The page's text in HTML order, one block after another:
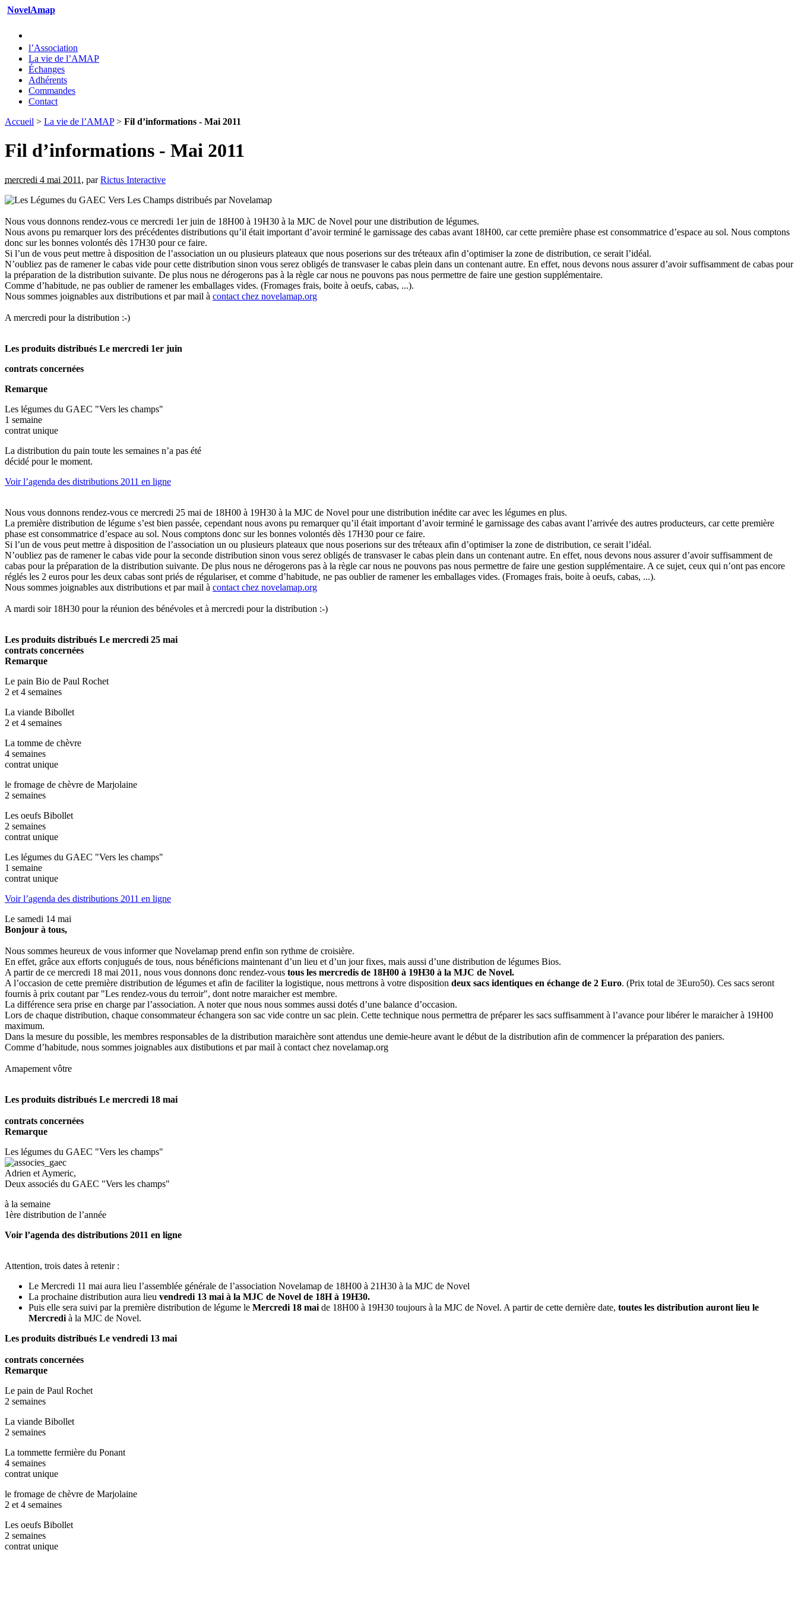
NovelAmap
l’Association
La vie de l’AMAP
Échanges
Adhérents
Commandes
Contact
Accueil > La vie de l’AMAP> Fil d’informations - Mai 2011
Fil d’informations - Mai 2011
mercredi 4 mai 2011 , parRictus Interactive
Nous vous donnons rendez-vous ce mercredi 1er juin de 18H00 à 19H30 à la MJC de Novel pour une distribution de légumes.
Nous avons pu remarquer lors des précédentes distributions qu’il était important d’avoir terminé le garnissage des cabas avant 18H00, car cette première phase est consommatrice d’espace au sol. Nous comptons
donc sur les bonnes volontés dès 17H30 pour ce faire.
Si l’un de vous peut mettre à disposition de l’association un ou plusieurs plateaux que nous poserions sur des tréteaux afin d’optimiser la zone de distribution, ce serait l’idéal.
N’oubliez pas de ramener le cabas vide pour cette distribution sinon vous serez obligés de transvaser le cabas plein dans un contenant autre. En effet, nous devons nous assurer d’avoir suffisamment de cabas pour
la préparation de la distribution suivante. De plus nous ne dérogerons pas à la règle car nous ne pouvons pas nous permettre de faire une gestion supplémentaire.
Comme d’habitude, ne pas oublier de ramener les emballages vides. (Fromages frais, boite à oeufs, cabas, ...).
Nous sommes joignables aux distributions et par mail à contact chez novelamap.org
A mercredi pour la distribution :-)
Les produits distribués Le mercredi 1er juin
contrats concernées
Remarque
Les légumes du GAEC "Vers les champs"
1 semaine
contrat unique
La distribution du pain toute les semaines n’a pas été
décidé pour le moment.
Voir l’agenda des distributions 2011 en ligne
Nous vous donnons rendez-vous ce mercredi 25 mai de 18H00 à 19H30 à la MJC de Novel pour une distribution inédite car avec les légumes en plus.
La première distribution de légume s’est bien passée, cependant nous avons pu remarquer qu’il était important d’avoir terminé le garnissage des cabas avant l’arrivée des autres producteurs, car cette première
phase est consommatrice d’espace au sol. Nous comptons donc sur les bonnes volontés dès 17H30 pour ce faire.
Si l’un de vous peut mettre à disposition de l’association un ou plusieurs plateaux que nous poserions sur des tréteaux afin d’optimiser la zone de distribution, ce serait l’idéal.
N’oubliez pas de ramener le cabas vide pour la seconde distribution sinon vous serez obligés de transvaser le cabas plein dans un contenant autre. En effet, nous devons nous assurer d’avoir suffisamment de
cabas pour la préparation de la distribution suivante. De plus nous ne dérogerons pas à la règle car nous ne pouvons pas nous permettre de faire une gestion supplémentaire. A ce sujet, ceux qui n’ont pas encore
réglés les 2 euros pour les deux cabas sont priés de régulariser, et comme d’habitude, ne pas oublier de ramener les emballages vides. (Fromages frais, boite à oeufs, cabas, ...).
Nous sommes joignables aux distributions et par mail à contact chez novelamap.org
A mardi soir 18H30 pour la réunion des bénévoles et à mercredi pour la distribution :-)
Les produits distribués Le mercredi 25 mai
contrats concernées
Remarque
Le pain Bio de Paul Rochet
2 et 4 semaines
La viande Bibollet
2 et 4 semaines
La tomme de chèvre
4 semaines
contrat unique
le fromage de chèvre de Marjolaine
2 semaines
Les oeufs Bibollet
2 semaines
contrat unique
Les légumes du GAEC "Vers les champs"
1 semaine
contrat unique
Voir l’agenda des distributions 2011 en ligne
Le samedi 14 mai
Bonjour à tous,
Nous sommes heureux de vous informer que Novelamap prend enfin son rythme de croisière.
En effet, grâce aux efforts conjugués de tous, nous bénéficions maintenant d’un lieu et d’un jour fixes, mais aussi d’une distribution de légumes Bios.
A partir de ce mercredi 18 mai 2011, nous vous donnons donc rendez-vous tous les mercredis de 18H00 à 19H30 à la MJC de Novel.
A l’occasion de cette première distribution de légumes et afin de faciliter la logistique, nous mettrons à votre disposition deux sacs identiques en échange de 2 Euro. (Prix total de 3Euro50). Ces sacs seront
fournis à prix coutant par "Les rendez-vous du terroir", dont notre maraicher est membre.
La différence sera prise en charge par l’association. A noter que nous nous sommes aussi dotés d’une balance d’occasion.
Lors de chaque distribution, chaque consommateur échangera son sac vide contre un sac plein. Cette technique nous permettra de préparer les sacs suffisamment à l’avance pour libérer le maraicher à 19H00
maximum.
Dans la mesure du possible, les membres responsables de la distribution maraichère sont attendus une demie-heure avant le début de la distribution afin de commencer la préparation des paniers.
Comme d’habitude, nous sommes joignables aux distibutions et par mail à contact chez novelamap.org
Amapement vôtre
Les produits distribués Le mercredi 18 mai
contrats concernées
Remarque
Les légumes du GAEC "Vers les champs"
Adrien et Aymeric,
Deux associés du GAEC "Vers les champs"
à la semaine
1ère distribution de l’année
Voir l’agenda des distributions 2011 en ligne
Attention, trois dates à retenir :
Le Mercredi 11 mai aura lieu l’assemblée générale de l’association Novelamap de 18H00 à 21H30 à la MJC de Novel
La prochaine distribution aura lieu vendredi 13 mai à la MJC de Novel de 18H à 19H30.
Puis elle sera suivi par la première distribution de légume le Mercredi 18 mai de 18H00 à 19H30 toujours à la MJC de Novel. A partir de cette dernière date, toutes les distribution auront lieu le
Mercredi à la MJC de Novel.
Les produits distribués Le vendredi 13 mai
contrats concernées
Remarque
Le pain de Paul Rochet
2 semaines
La viande Bibollet
2 semaines
La tommette fermière du Ponant
4 semaines
contrat unique
le fromage de chèvre de Marjolaine
2 et 4 semaines
Les oeufs Bibollet
2 semaines
contrat unique